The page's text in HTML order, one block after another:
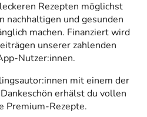
Rezepten möglichst
nachhaltigen und gesunden
machen. Finanziert wird
unserer zahlenden
Nutzer:innen.
mit einem der
erhälst du vollen
Premium-Rezepte.